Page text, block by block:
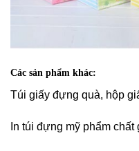
Các sản phẩm khác:
Túi giấy đựng quà, hộp
In túi đựng mỹ phẩm chất